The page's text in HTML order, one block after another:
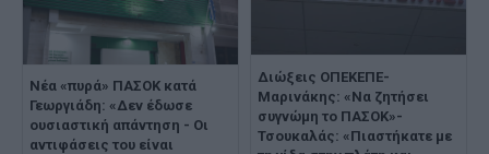
Νέα «πυρά» ΠΑΣΟΚ κατά
Γεωργιάδη: «Δεν έδωσε
ουσιαστική απάντηση - Οι
αντιφάσεις του είναι
Διώξεις ΟΠΕΚΕΠΕ-
Μαρινάκης: «Να ζητήσει
συγνώμη το ΠΑΣΟΚ»-
Τσουκαλάς: «Πιαστήκατε με